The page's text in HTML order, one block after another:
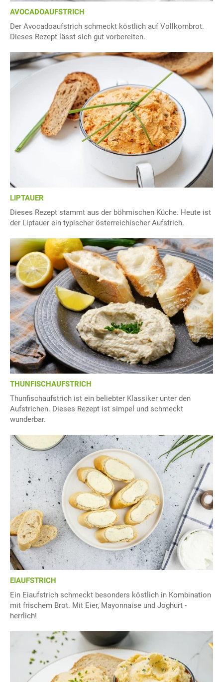
AVOCADOAUFSTRICH
Der Avocadoaufstrich schmeckt köstlich auf Vollkornbrot.
Dieses Rezept lässt sich gut vorbereiten.
LIPTAUER
Dieses Rezept stammt aus der böhmischen Küche. Heute ist
der Liptauer ein typischer österreichischer Aufstrich.
THUNFISCHAUFSTRICH
Thunfischaufstrich ist ein beliebter Klassiker unter den
Aufstrichen. Dieses Rezept ist simpel und schmeckt
wunderbar.
EIAUFSTRICH
Ein Eiaufstrich schmeckt besonders köstlich in Kombination
mit frischem Brot. Mit Eier, Mayonnaise und Joghurt -
herrlich!